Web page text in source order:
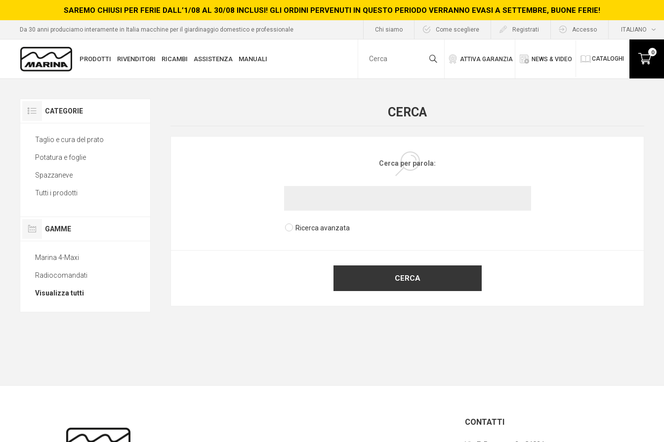
SAREMO CHIUSI PER FERIE DALL’1/08 AL 30/08 INCLUSI! GLI ORDINI PERVENUTI IN QUESTO PERIODO VERRANNO EVASI A SETTEMBRE, BUONE FERIE!
Da 30 anni produciamo interamente in Italia macchine per il giardinaggio domestico e professionale Chi siamo Come scegliere Registrati Accesso
PRODOTTI RIVENDITORI RICAMBI ASSISTENZA MANUALI ATTIVA GARANZIA NEWS & VIDEO CATALOGHI
0
CERCA
Cerca per parola:
Ricerca avanzata
CATEGORIE
Taglio e cura del prato
Potatura e foglie
Spazzaneve
Tutti i prodotti
GAMME
Marina 4-Maxi
Radiocomandati
Visualizza tutti
CONTATTI